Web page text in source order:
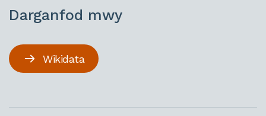
Darganfod mwy
Wikidata